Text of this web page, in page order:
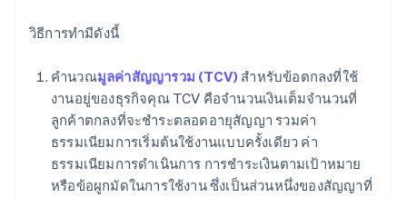
วิธีการทำมีดังนี้
คำนวณมูลค่าสัญญารวม (TCV) สำหรับข้อตกลงที่ใช้
งานอยู่ของธุรกิจคุณ TCV คือจำนวนเงินเต็มจำนวนที่
ลูกค้าตกลงที่จะชำระตลอดอายุสัญญา รวมค่า
ธรรมเนียมการเริ่มต้นใช้งานแบบครั้งเดียว ค่า
ธรรมเนียมการดำเนินการ การชำระเงินตามเป้าหมาย
หรือข้อผูกมัดในการใช้งาน ซึ่งเป็นส่วนหนึ่งของสัญญาที่